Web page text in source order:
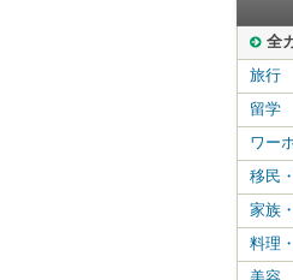
全
旅行
留学
ワー
移民
家族
料理